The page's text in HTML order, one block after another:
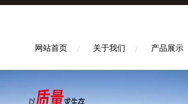
网站首页 关于我们 产品展示